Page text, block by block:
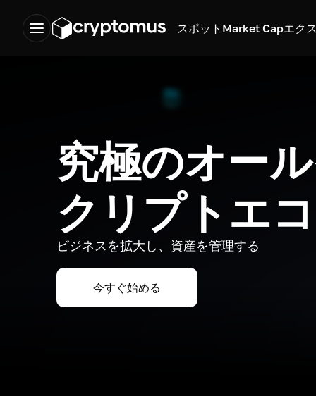
スポット Market Capエク
究極のオー
クリプトエ
ビジネスを拡大し、資産を管理する
今すぐ始める